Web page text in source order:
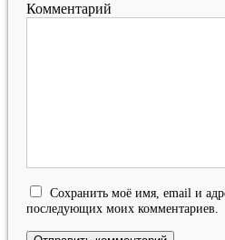
Комментарий
Сохранить моё имя, email и
последующих моих комментариев.